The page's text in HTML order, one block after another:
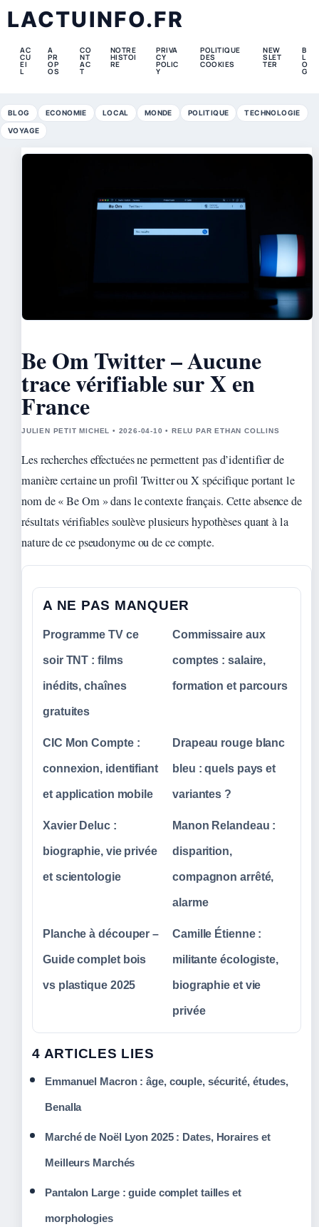
LACTUINFO.FR
AC
CU
EI
L
A
PR
OP
OS
CO
NT
AC
T
NOTRE
HISTOI
RE
PRIVA
CY
POLIC
Y
POLITIQUE
DES
COOKIES
NEW
SLET
TER
B
L
O
G
BLOG ECONOMIE LOCAL MONDE POLITIQUE TECHNOLOGIE
VOYAGE
Be Om Twitter – Aucune
trace vérifiable sur X en
France
JULIEN PETIT MICHEL • 2026-04-10 • RELU PAR ETHAN COLLINS
Les recherches effectuées ne permettent pas d’identifier de
manière certaine un profil Twitter ou X spécifique portant le
nom de « Be Om » dans le contexte français. Cette absence de
résultats vérifiables soulève plusieurs hypothèses quant à la
nature de ce pseudonyme ou de ce compte.
A NE PAS MANQUER
Programme TV ce
soir TNT : films
inédits, chaînes
gratuites
Commissaire aux
comptes : salaire,
formation et parcours
CIC Mon Compte :
connexion, identifiant
et application mobile
Drapeau rouge blanc
bleu : quels pays et
variantes ?
Xavier Deluc :
biographie, vie privée
et scientologie
Manon Relandeau :
disparition,
compagnon arrêté,
alarme
Planche à découper –
Guide complet bois
vs plastique 2025
Camille Étienne :
militante écologiste,
biographie et vie
privée
4 ARTICLES LIES
Emmanuel Macron : âge, couple, sécurité, études,
Benalla
Marché de Noël Lyon 2025 : Dates, Horaires et
Meilleurs Marchés
Pantalon Large : guide complet tailles et
morphologies